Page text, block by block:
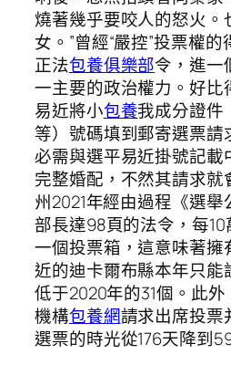
燒著幾乎要咬人的怒火。
女。”曾經“嚴控”投票權
正法包養俱樂部令，進一
一主要的政治權力。好比
易近將小包養我成分證件
等）號碼填到郵寄選票請
必需與選平易近掛號記載
完整婚配，不然其請求就
州2021年經由過程《選
部長達98頁的法令，每
一個投票箱，這意味著擁
近的迪卡爾布縣本年只能
低于2020年的31個。此
機構包養網請求出席投票
選票的時光從176天降到